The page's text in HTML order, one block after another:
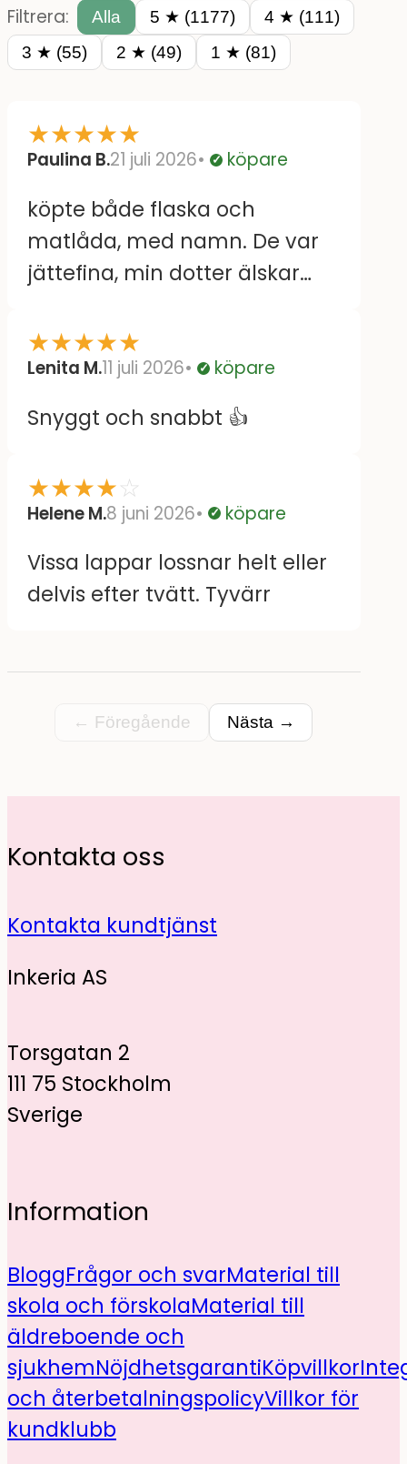
Filtrera: Alla 5 ★ (1177)
4 ★ (111)
3 ★ (55)
2 ★ (49) 1 ★ (81)
★★★★★
Paulina B.21 juli 2026 Verifierad
köpare
köpte både flaska och
matlåda, med namn. De var
jättefina, min dotter älskar
★★★★★
Lenita M.11 juli 2026 Verifierad
köpare
Snyggt och snabbt 👍
★★★★☆
Helene M.8 juni 2026 Verifierad
köpare
Vissa lappar lossnar helt eller
delvis efter tvätt. Tyvärr
← Föregående Nästa →
Kontakta oss
Kontakta kundtjänst
Inkeria AS
Torsgatan 2
111 75 Stockholm
Sverige
Information
BloggFrågor och svarMaterial till
skola och förskolaMaterial till
äldreboende och
sjukhemNöjdhetsgarantiKöpvillkor
och återbetalningspolicyVillkor för
kundklubb